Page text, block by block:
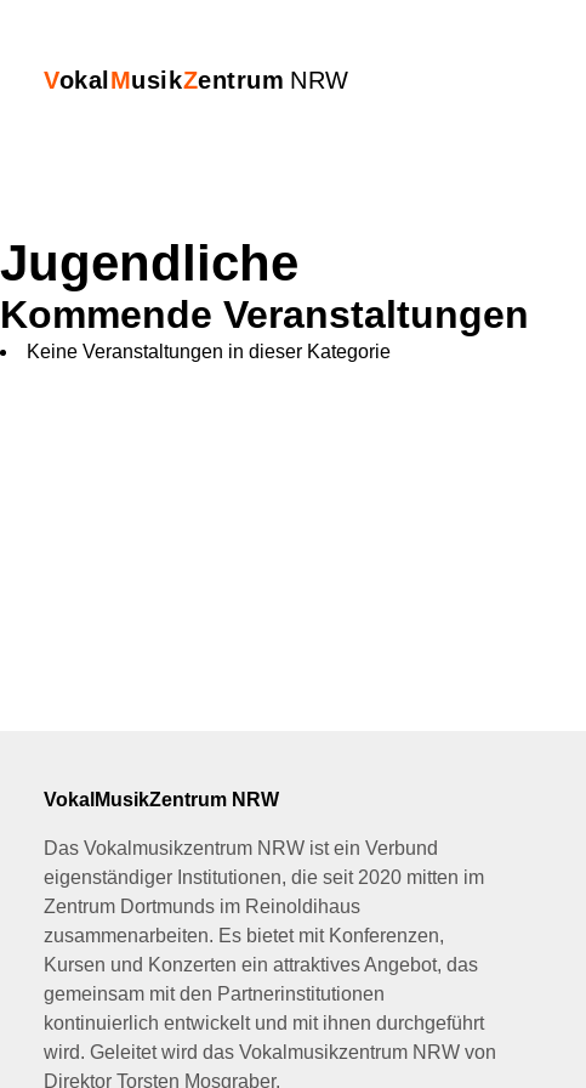
content
Vokal MusikZentrum NRW
Jugendliche
Kommende Veranstaltungen
Keine Veranstaltungen in dieser Kategorie
VokalMusikZentrum NRW
Das Vokalmusikzentrum NRW ist ein Verbund
eigenständiger Institutionen, die seit 2020 mitten im
Zentrum Dortmunds im Reinoldihaus
zusammenarbeiten. Es bietet mit Konferenzen,
Kursen und Konzerten ein attraktives Angebot, das
gemeinsam mit den Partnerinstitutionen
kontinuierlich entwickelt und mit ihnen durchgeführt
wird. Geleitet wird das Vokalmusikzentrum NRW von
Direktor Torsten Mosgraber.